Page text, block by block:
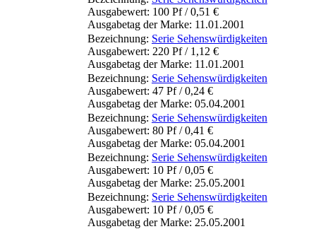
Ausgabewert: 100 Pf / 0,51 €
Ausgabetag der Marke: 11.01.2001
Bezeichnung: Serie Sehenswürdigkeiten
Ausgabewert: 220 Pf / 1,12 €
Ausgabetag der Marke: 11.01.2001
Bezeichnung: Serie Sehenswürdigkeiten
Ausgabewert: 47 Pf / 0,24 €
Ausgabetag der Marke: 05.04.2001
Bezeichnung: Serie Sehenswürdigkeiten
Ausgabewert: 80 Pf / 0,41 €
Ausgabetag der Marke: 05.04.2001
Bezeichnung: Serie Sehenswürdigkeiten
Ausgabewert: 10 Pf / 0,05 €
Ausgabetag der Marke: 25.05.2001
Bezeichnung: Serie Sehenswürdigkeiten
Ausgabewert: 10 Pf / 0,05 €
Ausgabetag der Marke: 25.05.2001